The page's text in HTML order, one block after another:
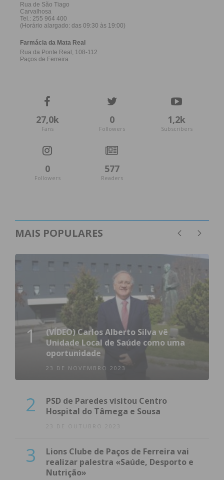
27,0k
Fans
0
Followers
1,2k
Subscribers
0
Followers
577
Readers
MAIS POPULARES
1
(VÍDEO) Carlos Alberto Silva vê
Unidade Local de Saúde como uma
oportunidade
23 DE NOVEMBRO 2023
2
PSD de Paredes visitou Centro
Hospital do Tâmega e Sousa
23 DE OUTUBRO 2023
3
Lions Clube de Paços de Ferreira vai
realizar palestra «Saúde, Desporto e
Nutrição»